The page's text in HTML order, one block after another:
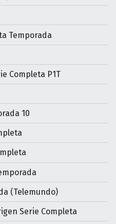
Temporada
Completa P1T
10
(Telemundo)
Serie Completa